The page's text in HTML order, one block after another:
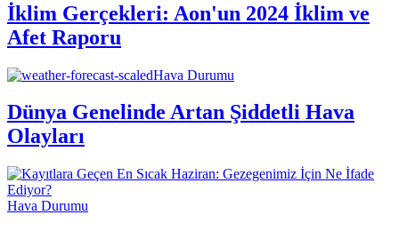
İklim Gerçekleri: Aon'un 2024 İklim ve
Afet Raporu
Hava Durumu
Dünya Genelinde Artan Şiddetli Hava
Olayları
Hava Durumu